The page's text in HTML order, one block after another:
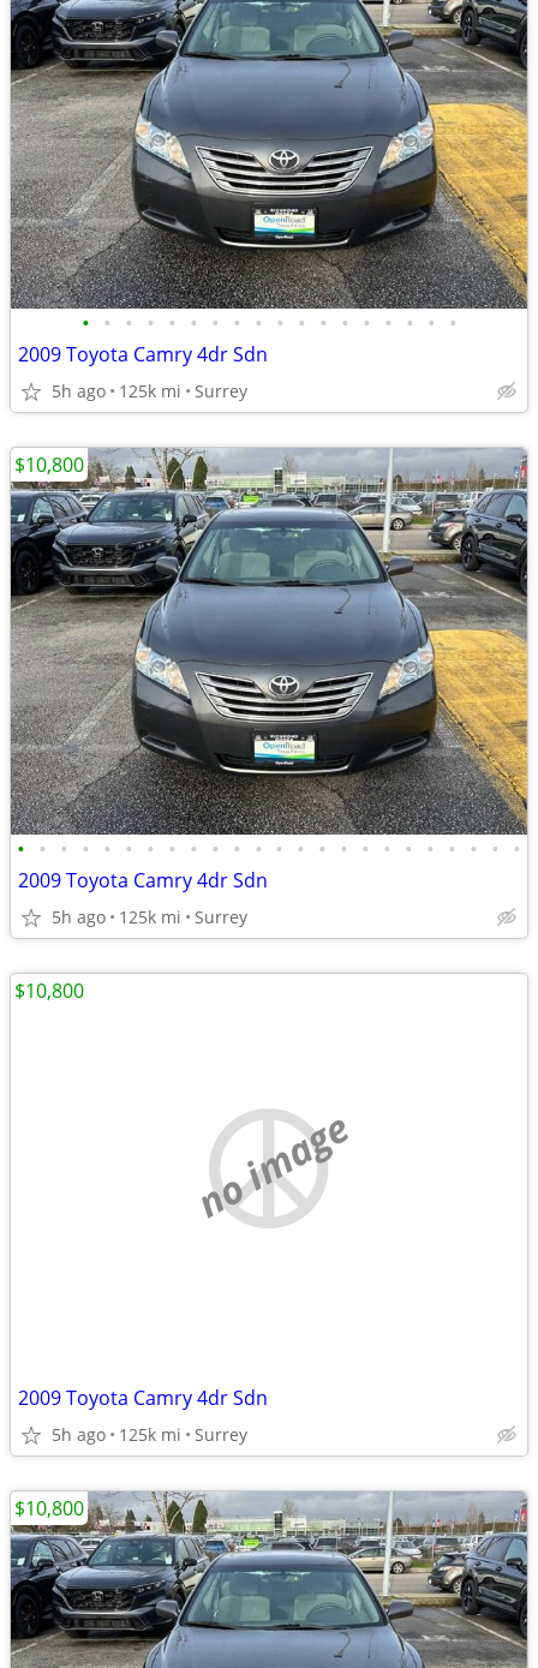
• • • • • • • • • • • • • • • • • •
2009 Toyota Camry 4dr Sdn
5h ago 125k mi Surrey
• • • • • • • • • • • • • • • • • • • • • • • •
2009 Toyota Camry 4dr Sdn
5h ago 125k mi Surrey
$10,800
no image
2009 Toyota Camry 4dr Sdn
5h ago 125k mi Surrey
$10,800
$10,800